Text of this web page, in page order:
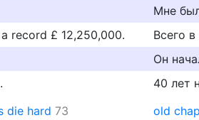
Мне
record £ 12,250,000.
Всего
Он
40 лет
die hard 73
old chap